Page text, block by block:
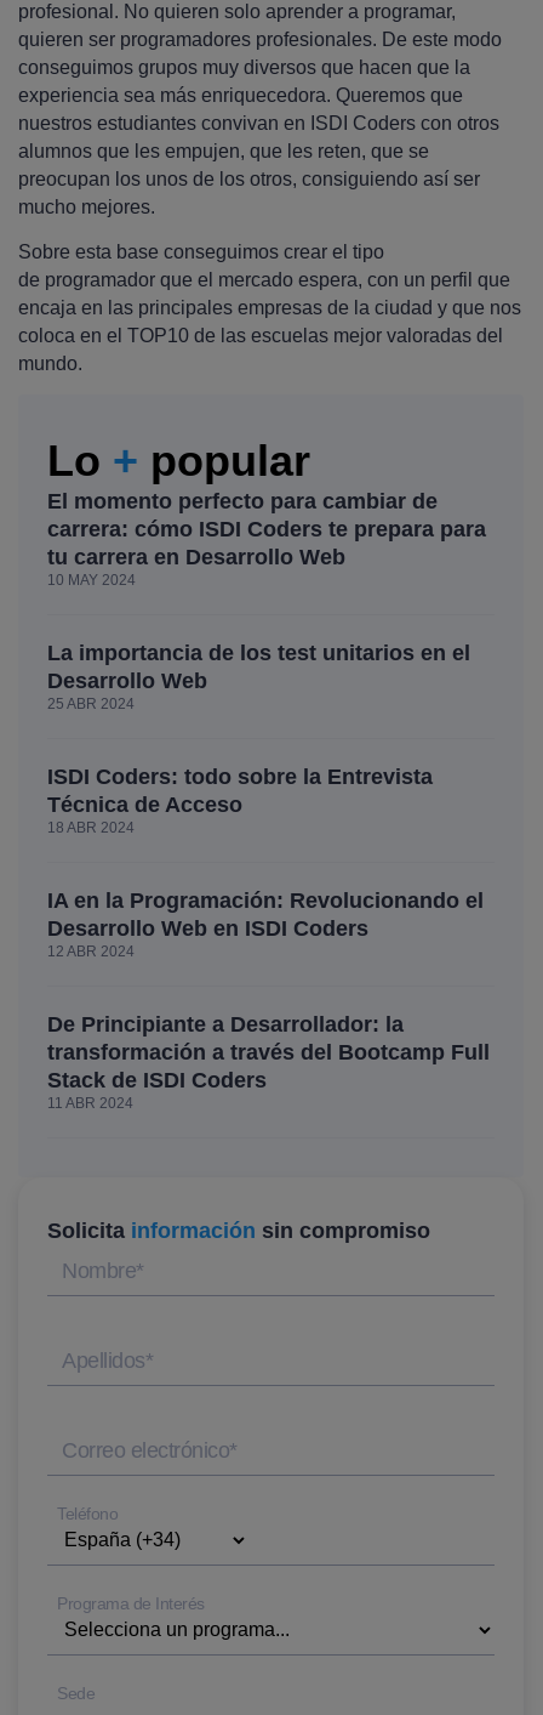
profesional. No quieren solo aprender a programar,
quieren ser programadores profesionales. De este modo
conseguimos grupos muy diversos que hacen que la
experiencia sea más enriquecedora. Queremos que
nuestros estudiantes convivan en ISDI Coders con otros
alumnos que les empujen, que les reten, que se
preocupan los unos de los otros, consiguiendo así ser
mucho mejores.
Sobre esta base conseguimos crear el tipo
de programador que el mercado espera, con un perfil que
encaja en las principales empresas de la ciudad y que nos
coloca en el TOP10 de las escuelas mejor valoradas del
mundo.
Lo + popular
El momento perfecto para cambiar de
carrera: cómo ISDI Coders te prepara para
tu carrera en Desarrollo Web
10 MAY 2024
La importancia de los test unitarios en el
Desarrollo Web
25 ABR 2024
ISDI Coders: todo sobre la Entrevista
Técnica de Acceso
18 ABR 2024
IA en la Programación: Revolucionando el
Desarrollo Web en ISDI Coders
12 ABR 2024
De Principiante a Desarrollador: la
transformación a través del Bootcamp Full
Stack de ISDI Coders
11 ABR 2024
Solicita información sin compromiso
Nombre*
Apellidos*
Correo electrónico*
Teléfono
Programa de Interés
Sede